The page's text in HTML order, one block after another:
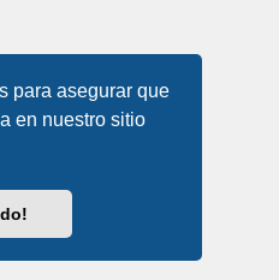
para asegurar que
en nuestro sitio